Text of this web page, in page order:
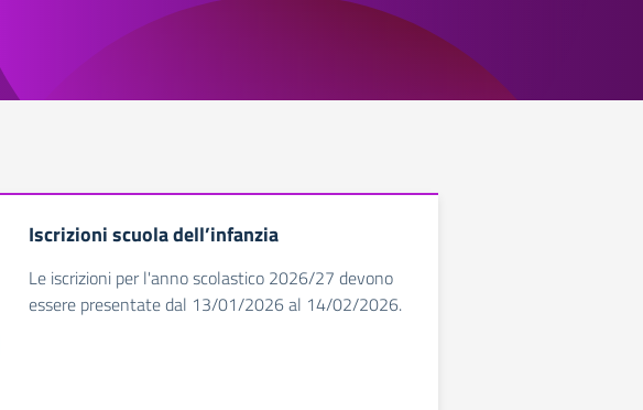
Iscrizioni scuola dell’infanzia
Le iscrizioni per l'anno scolastico 2026/27 devono
essere presentate dal 13/01/2026 al 14/02/2026.